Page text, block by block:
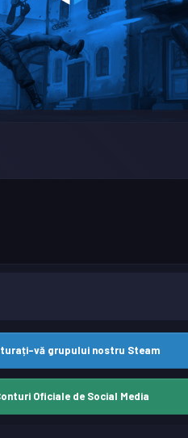
vă grupului nostru Steam
Oficiale de Social Media